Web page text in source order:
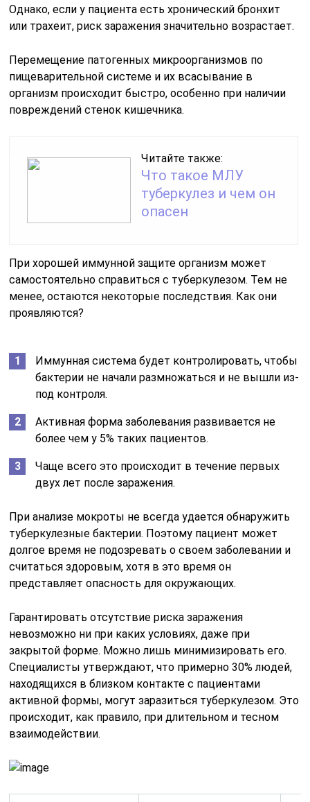
Однако, если у пациента есть хронический бронхит
или трахеит, риск заражения значительно возрастает.
Перемещение патогенных микроорганизмов по
пищеварительной системе и их всасывание в
организм происходит быстро, особенно при наличии
повреждений стенок кишечника.
Читайте также:
Что такое МЛУ
туберкулез и чем он
опасен
При хорошей иммунной защите организм может
самостоятельно справиться с туберкулезом. Тем не
менее, остаются некоторые последствия. Как они
проявляются?
Иммунная система будет контролировать, чтобы
бактерии не начали размножаться и не вышли из-
под контроля.
Активная форма заболевания развивается не
более чем у 5% таких пациентов.
Чаще всего это происходит в течение первых
двух лет после заражения.
При анализе мокроты не всегда удается обнаружить
туберкулезные бактерии. Поэтому пациент может
долгое время не подозревать о своем заболевании и
считаться здоровым, хотя в это время он
представляет опасность для окружающих.
Гарантировать отсутствие риска заражения
невозможно ни при каких условиях, даже при
закрытой форме. Можно лишь минимизировать его.
Специалисты утверждают, что примерно 30% людей,
находящихся в близком контакте с пациентами
активной формы, могут заразиться туберкулезом. Это
происходит, как правило, при длительном и тесном
взаимодействии.